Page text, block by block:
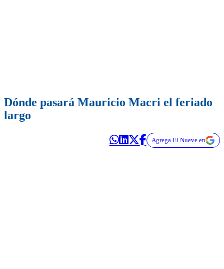
Dónde pasará Mauricio Macri el feriado
largo
Agrega El Nueve en